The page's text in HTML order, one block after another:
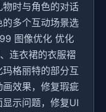
时与角色的对话
多个互动场景选
图像优化 优化
连衣裙的衣服褶
格丽特的部分互
效果，修复瑕疵
示问题，修复UI